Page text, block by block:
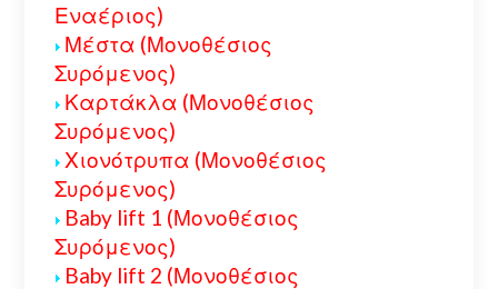
Εναέριος)
Μέστα (Μονοθέσιος
Συρόμενος)
Καρτάκλα (Μονοθέσιος
Συρόμενος)
Χιονότρυπα (Μονοθέσιος
Συρόμενος)
Baby lift 1 (Μονοθέσιος
Συρόμενος)
Baby lift 2 (Μονοθέσιος